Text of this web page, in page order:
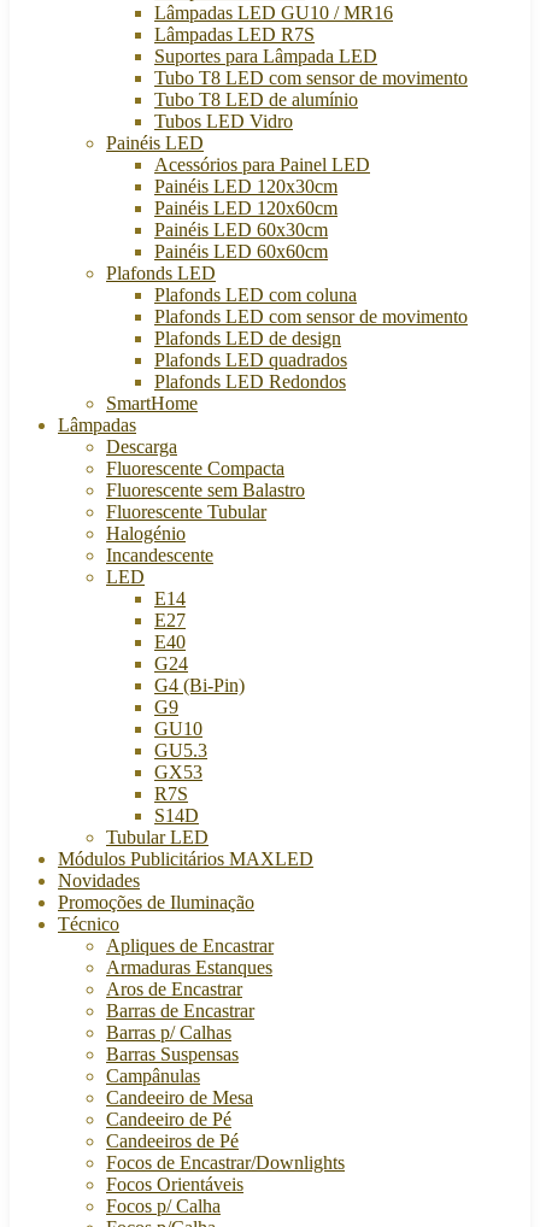
Lâmpadas LED GU10 / MR16
Lâmpadas LED R7S
Suportes para Lâmpada LED
Tubo T8 LED com sensor de movimento
Tubo T8 LED de alumínio
Tubos LED Vidro
Painéis LED
Acessórios para Painel LED
Painéis LED 120x30cm
Painéis LED 120x60cm
Painéis LED 60x30cm
Painéis LED 60x60cm
Plafonds LED
Plafonds LED com coluna
Plafonds LED com sensor de movimento
Plafonds LED de design
Plafonds LED quadrados
Plafonds LED Redondos
SmartHome
Lâmpadas
Descarga
Fluorescente Compacta
Fluorescente sem Balastro
Fluorescente Tubular
Halogénio
Incandescente
LED
E14
E27
E40
G24
G4 (Bi-Pin)
G9
GU10
GU5.3
GX53
R7S
S14D
Tubular LED
Módulos Publicitários MAXLED
Novidades
Promoções de Iluminação
Técnico
Apliques de Encastrar
Armaduras Estanques
Aros de Encastrar
Barras de Encastrar
Barras p/ Calhas
Barras Suspensas
Campânulas
Candeeiro de Mesa
Candeeiro de Pé
Candeeiros de Pé
Focos de Encastrar/Downlights
Focos Orientáveis
Focos p/ Calha